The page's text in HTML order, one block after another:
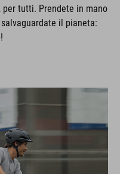
tutti. Prendete in mano
il pianeta: